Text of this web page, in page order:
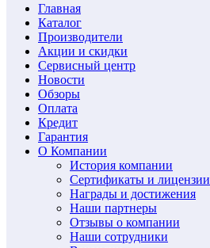
Главная
Каталог
Производители
Акции и скидки
Сервисный центр
Новости
Обзоры
Оплата
Кредит
Гарантия
О Компании
История компании
Сертификаты и лицензии
Награды и достижения
Наши партнеры
Отзывы о компании
Наши сотрудники